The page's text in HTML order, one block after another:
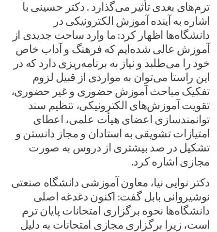
ترم‌های بعدی تأثیر می‌گذارد .‌ دکتر حسینی با
اشاره به آینده آموزش الکترونیکی در
دانشگاه‌ها اظهار کرد: ما وارد ساحت جدیدی از
آموزش عالی شده‌ایم که فرهنگ و آداب خاص
خود را می‌طلبد و نیاز به برنامه‌ریزی دارد که در
این راستا می‌توان به مواردی از قبیل لزوم
تفکیک مباحث آموزش حضوری و غیر حضوری،
تقویت آموزش‌های الکترونیکی، تنظیم سند
توانمندسازی اعضای هیأت علمی، اعطای
امتیازات تشویقی به استادان و مجاز دانستن و
تشکیل در صد بیشتری از دروس به صورت
مجازی اشاره کرد.‌
دکتر نوایی نیا، معاون آموزشی دانشگاه صنعتی
نوشیروانی بابل گفت: اکنون دغدغه اصلی
دانشگاه‌ها نحوه برگزاری امتحانات پایان ترم
است، زیرا برگزاری مجازی امتحانات به دلیل